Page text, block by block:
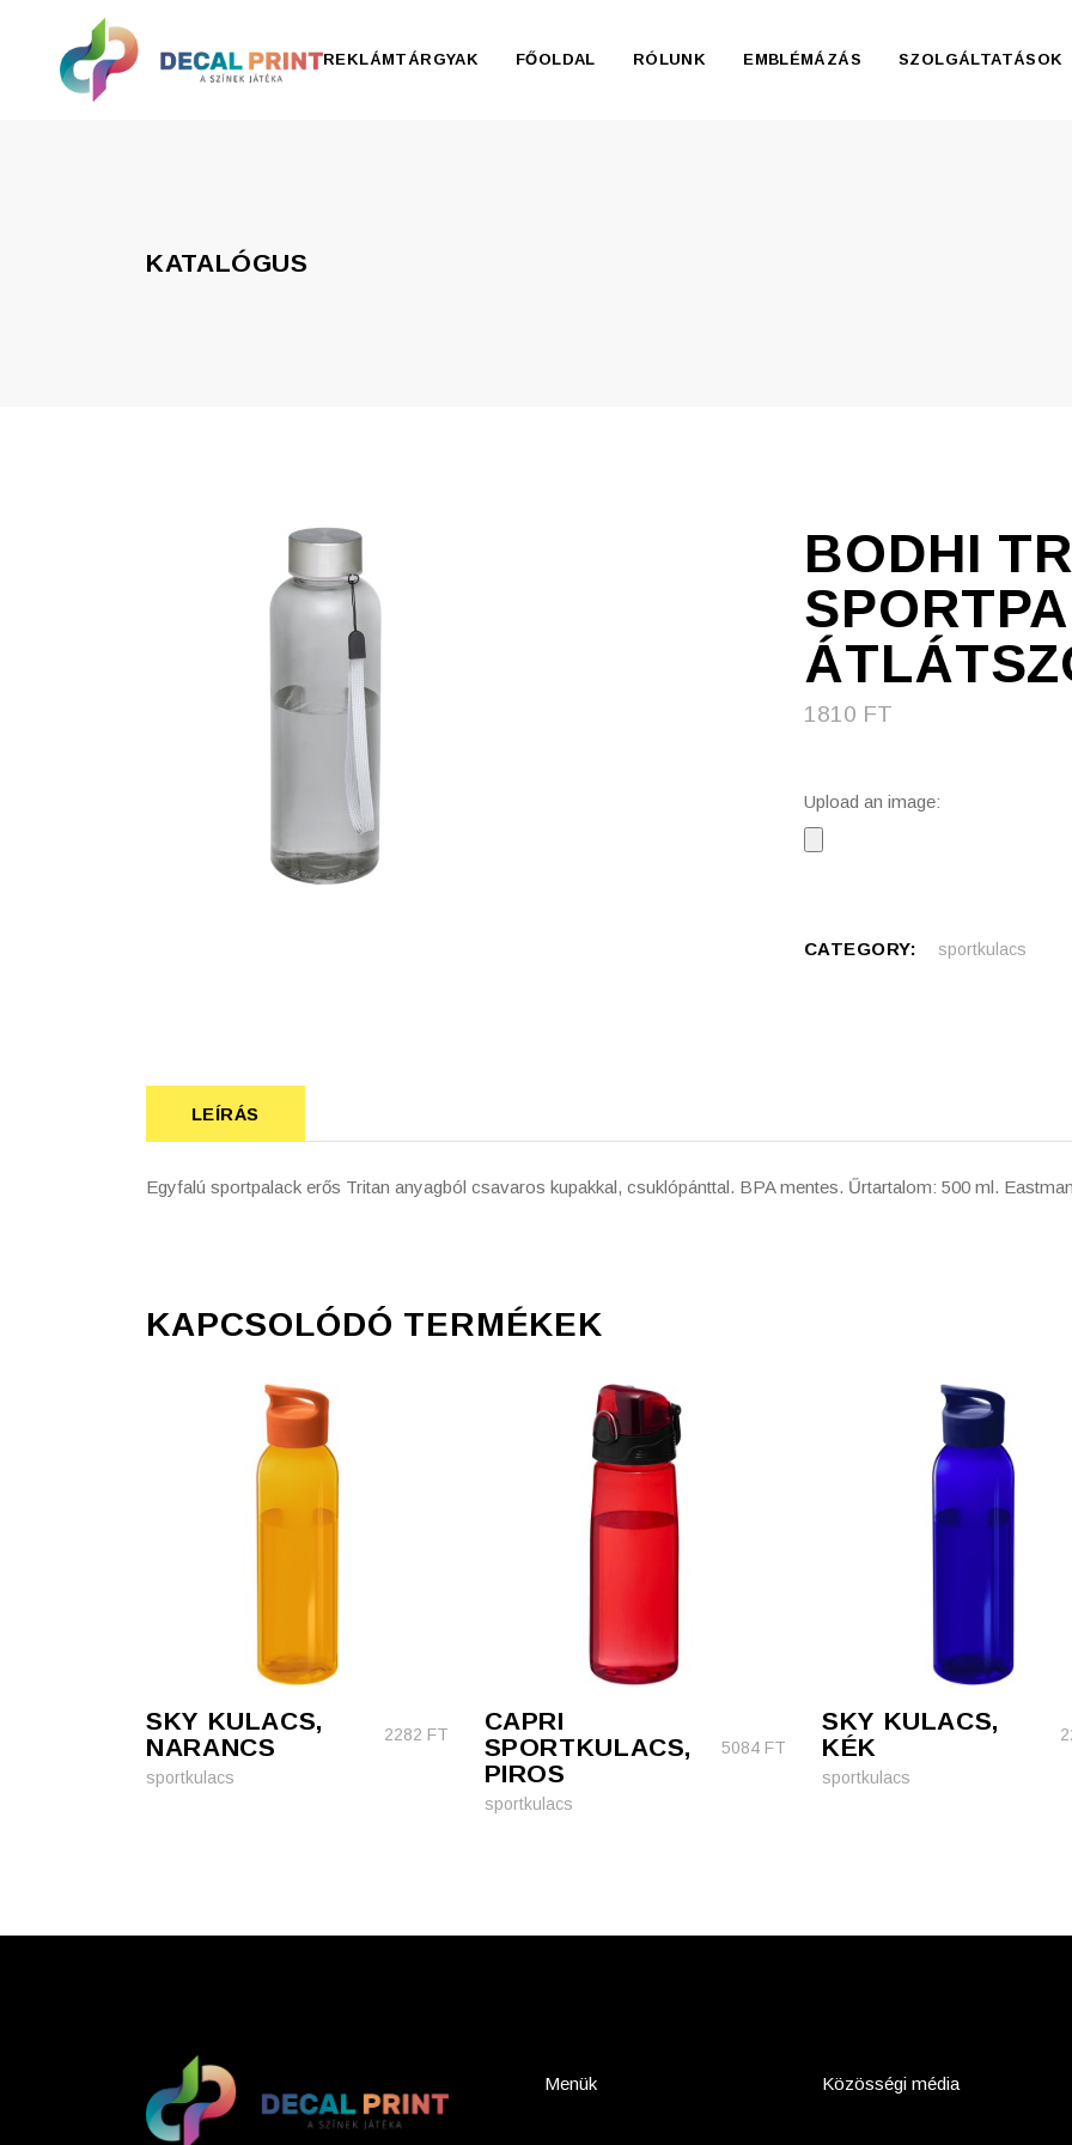
REKLÁMTÁRGYAK
Szerelés, autó
Tárca, kulcstartó
Táska
FŐOLDAL RÓLUNK EMBLÉMÁZÁS SZOLGÁLTATÁSOK
KATALÓGUS
BODHI
1810 FT
Upload an image:
CATEGORY: sportkulacs
LEÍRÁS
Egyfalú sportpalack erős Tritan anyagból csavaros kupakkal, csuklópánttal. BPA mentes. Űrtartalom: 500 ml.
KAPCSOLÓDÓ TERMÉKEK
SKY KULACS,
NARANCS
2282 FT
sportkulacs
CAPRI
SPORTKULACS,
PIROS
5084 FT
sportkulacs
SKY KULACS,
KÉK
sportkulacs
Menük Közösségi média